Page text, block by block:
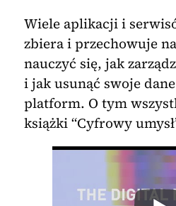
Wiele aplikacji i
zbiera i przechowuje
nauczyć się, jak
i jak usunąć swoje
platform. O tym
książki “Cyfrowy